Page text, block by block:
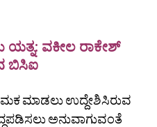
ವಕೀಲ ರಾಕೇಶ್
ಬಿಸಿಐ
ಮಾಡಲು ಉದ್ದೇಶಿಸಿರುವ
ಅನುವಾಗುವಂತೆ